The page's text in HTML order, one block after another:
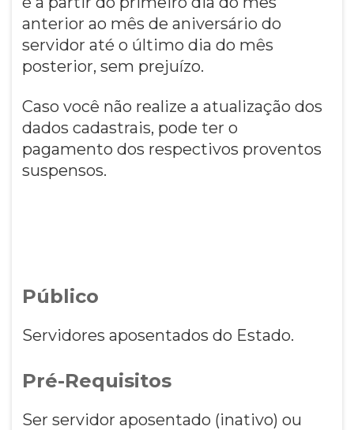
anterior ao mês de aniversário do
servidor até o último dia do mês
posterior, sem prejuízo.
Caso você não realize a atualização dos
dados cadastrais, pode ter o
pagamento dos respectivos proventos
suspensos.
Público
Servidores aposentados do Estado.
Pré-Requisitos
Ser servidor aposentado (inativo) ou